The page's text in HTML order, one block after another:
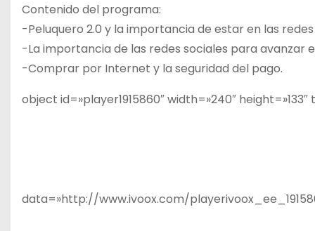
Contenido del programa:
-Peluquero 2.0 y la importancia de estar en las redes
-La importancia de las redes sociales para avanzar
-Comprar por Internet y la seguridad del pago.
object id=»player1915860″ width=»240″
data=»http://www.ivoox.com/